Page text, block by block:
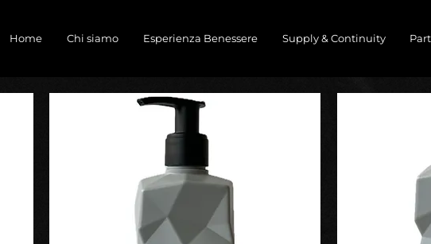
Home Chi siamo Esperienza Benessere Supply & Continuity